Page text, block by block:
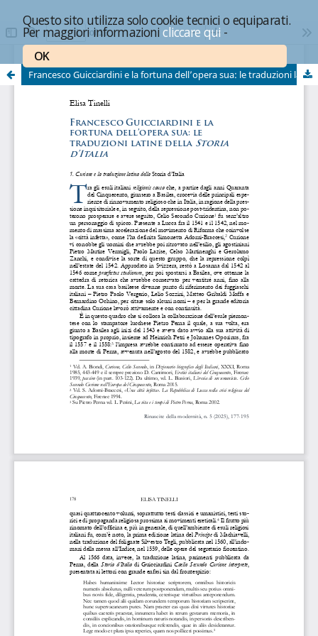
Questo sito utilizza solo cookie tecnici o equiparati.
Per maggiori informazionicliccare qui -
OK
Francesco Guicciardini e la fortuna dell’opera sua: le traduzioni latine della "Storia d’Italia"